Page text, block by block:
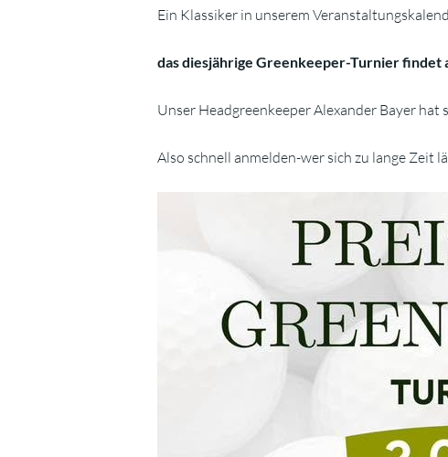
Ein Klassiker in unserem
das diesjährige Greenkeeper-Turnier findet
Unser Headgreenkeeper Alexander Bayer hat
Also schnell anmelden-wer sich zu lange Zeit